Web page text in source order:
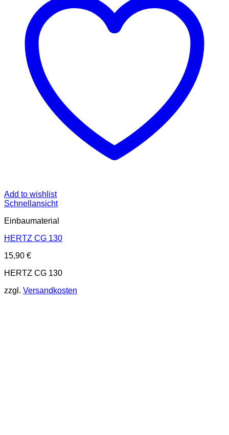
Add to wishlist
Schnellansicht
Einbaumaterial
HERTZ CG 130
15,90 €
HERTZ CG 130
zzgl. Versandkosten